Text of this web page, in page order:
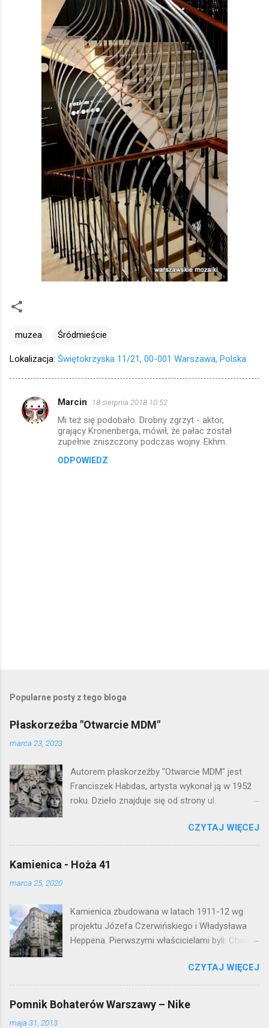
muzea Śródmieście
Lokalizacja: Świętokrzyska 11/21, 00-001 Warszawa, Polska
K
o
Marcin 18 sierpnia 2018 10:52
Mi też się podobało. Drobny zgrzyt - aktor,
grający Kronenberga, mówił, że pałac został
zupełnie zniszczony podczas wojny. Ekhm.
ODPOWIEDZ
e
i
j
o
m
e
n
t
a
Popularne posty z tego bloga
Płaskorzeźba "Otwarcie MDM"
marca 23, 2023
Autorem płaskorzeźby "Otwarcie MDM" jest
Franciszek Habdas, artysta wykonał ją w 1952
roku. Dzieło znajduje się od strony ul.
warszawskiej flagowej inwestycji
mieszkaniowej lat 50. Lokalizacja: Śródmieście
CZYTAJ WIĘCEJ
Kamienica - Hoża 41
marca 25, 2020
Kamienica zbudowana w latach 1911-12 wg
projektu Józefa Czerwińskiego i Władysława
Heppena. Pierwszymi właścicielami byli: Chaim
kamienica była zamieszkała przez
pracowników Elektrowni Warszawskiej. Ten
okazały budynek wyszedł bez szwanku z II
wojny światowej. Lokalizacja: Śródmieście
CZYTAJ WIĘCEJ
Pomnik Bohaterów Warszawy – Nike
maja 31, 2013